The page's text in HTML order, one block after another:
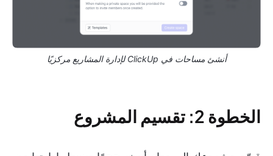
أنشئ مساحات في ClickUp لإدارة المشاريع مركزيًا
الخطوة 2: تقسيم المشروع